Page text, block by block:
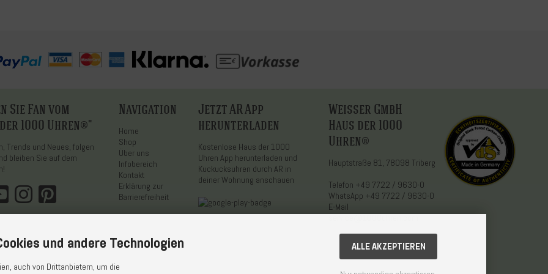
Sie Fan vom
1000 Uhren®"
Trends und Neues, folgen
bleiben Sie auf dem
Navigation
Home
Shop
Über uns
Infobereich
Kontakt
Erklärung zur
Barrierefreiheit
Jetzt AR App
herunterladen
Kostenlose Haus der 1000
Uhren App herunterladen und
Kuckucksuhren durch AR in
deiner Wohnung anschauen
Weisser GmbH
Haus der 1000
Uhren®
Hauptstraße 81, 78098 Triberg
Telefon +49 7722 / 9630-0
WhatsApp +49 7722 / 9630-0
E-Mail
service@1000uhren.com
und andere Technologien
auch von Drittanbietern, um die
ALLE AKZEPTIEREN